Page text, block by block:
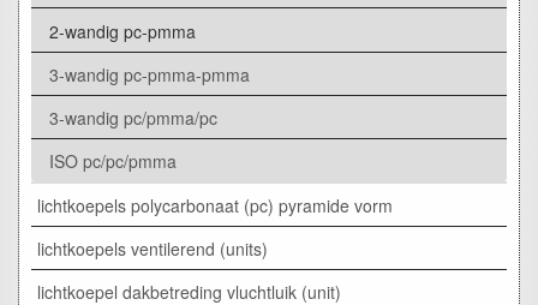
2-wandig pc-pmma
3-wandig pc-pmma-pmma
3-wandig pc/pmma/pc
ISO pc/pc/pmma
lichtkoepels polycarbonaat (pc) pyramide vorm
lichtkoepels ventilerend (units)
lichtkoepel dakbetreding vluchtluik (unit)